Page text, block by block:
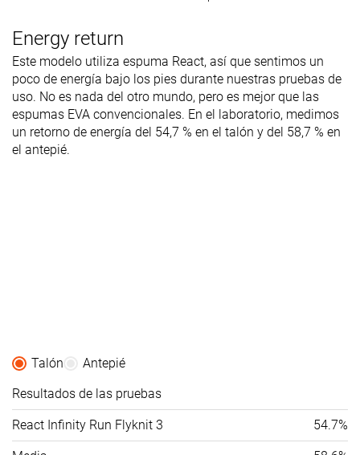
Rigidez
torsional
Moderadas Moderadas
Rigidez del
contrafuerte
del talón
Flexible Rígido Flexible
Orthotic
✓
Estación
Todas las
estaciones
Todas las
Todas las
estaciones
Energy return
Este modelo utiliza espuma React, así que sentimos un
poco de energía bajo los pies durante nuestras pruebas de
uso. No es nada del otro mundo, pero es mejor que las
espumas EVA convencionales. En el laboratorio, medimos
un retorno de energía del 54,7 % en el talón y del 58,7 % en
el antepié.
Talón
Antepié
Resultados de las pruebas
React Infinity Run Flyknit 3 54.7%